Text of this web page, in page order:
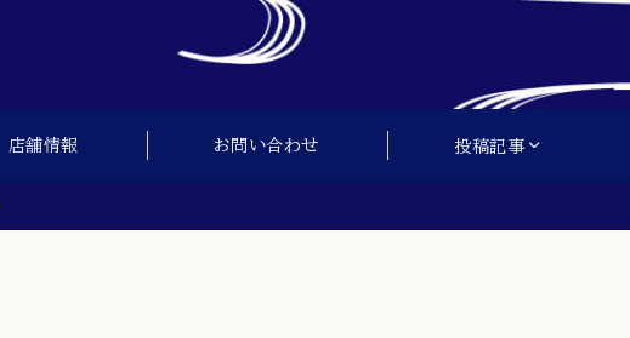
店舗情報 お問い合わせ 投稿記事